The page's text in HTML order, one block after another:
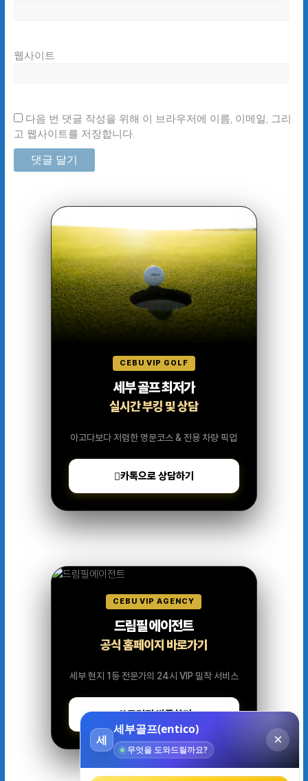
웹사이트
다음 번 댓글 작성을 위해 이 브라우저에 이름, 이메일, 그리
고 웹사이트를 저장합니다.
CEBU VIP GOLF
세부 골프 최저가
실시간 부킹 및 상담
아고다보다 저렴한 명문코스 & 전용 차량 픽업
카톡으로 상담하기
CEBU VIP AGENCY
드림필 에이전트
공식 홈페이지 바로가기
세부 현지 1등 전문가의 24시 VIP 밀착 서비스
드림필 방문하기